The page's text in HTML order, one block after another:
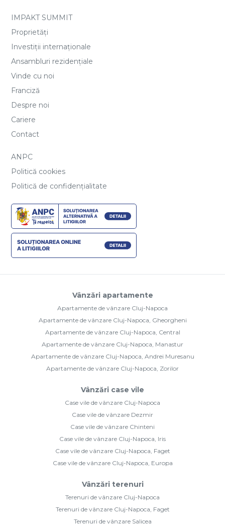
IMPAKT SUMMIT
Proprietăți
Investiții internaționale
Ansambluri rezidențiale
Vinde cu noi
Franciză
Despre noi
Cariere
Contact
ANPC
Politică cookies
Politică de confidențialitate
Vânzări apartamente
Apartamente de vânzare Cluj-Napoca
Apartamente de vânzare Cluj-Napoca, Gheorgheni
Apartamente de vânzare Cluj-Napoca, Central
Apartamente de vânzare Cluj-Napoca, Manastur
Apartamente de vânzare Cluj-Napoca, Andrei Muresanu
Apartamente de vânzare Cluj-Napoca, Zorilor
Vânzări case vile
Case vile de vânzare Cluj-Napoca
Case vile de vânzare Dezmir
Case vile de vânzare Chinteni
Case vile de vânzare Cluj-Napoca, Iris
Case vile de vânzare Cluj-Napoca, Faget
Case vile de vânzare Cluj-Napoca, Europa
Vânzări terenuri
Terenuri de vânzare Cluj-Napoca
Terenuri de vânzare Cluj-Napoca, Faget
Terenuri de vânzare Salicea